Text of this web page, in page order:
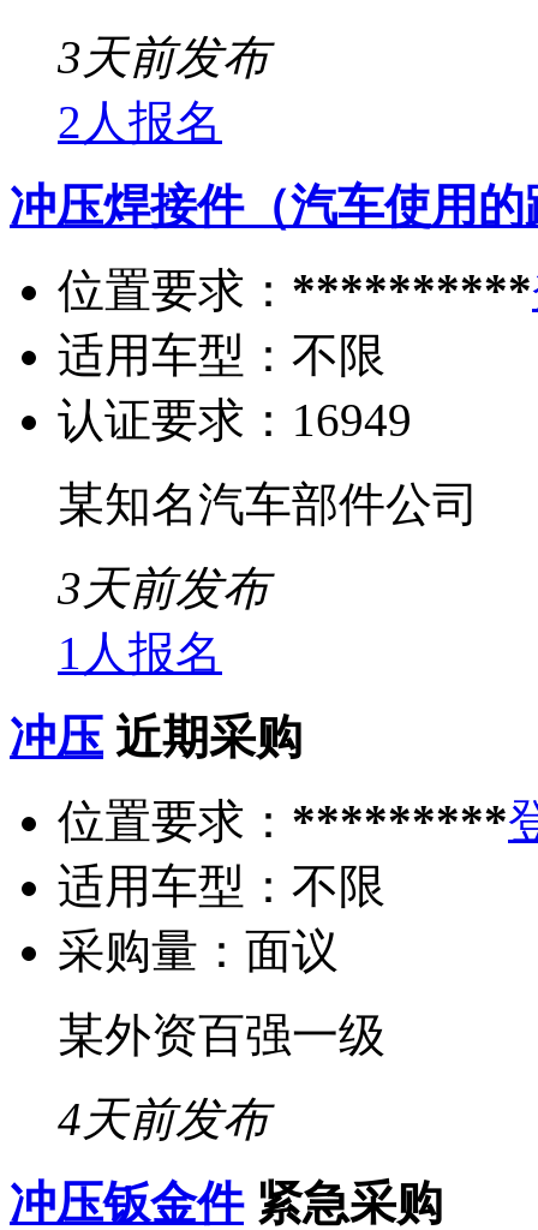
3天前发布
2人报名
冲压焊接件（汽车使用
位置要求： **********
适用车型： 不限
认证要求： 16949
某知名汽车部件公司
3天前发布
1人报名
冲压 近期采购
位置要求： *********
适用车型： 不限
采购量： 面议
某外资百强一级
4天前发布
冲压钣金件 紧急采购